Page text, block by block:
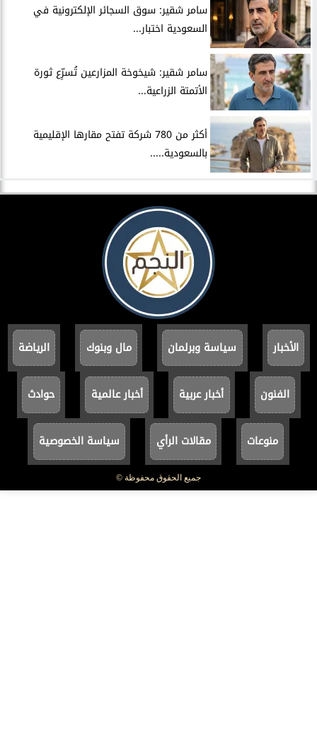
سامر شقير: سوق السجائر الإلكترونية في
السعودية اختبار...
سامر شقير: شيخوخة المزارعين تُسرِّع ثورة
الأتمتة الزراعية...
أكثر من 780 شركة تفتح مقارها الإقليمية
بالسعودية.....
الأخبار سياسة وبرلمان مال وبنوك الرياضة
الفنون أخبار عربية أخبار عالمية حوادث
منوعات مقالات الرأي سياسة الخصوصية
جميع الحقوق محفوظة ©